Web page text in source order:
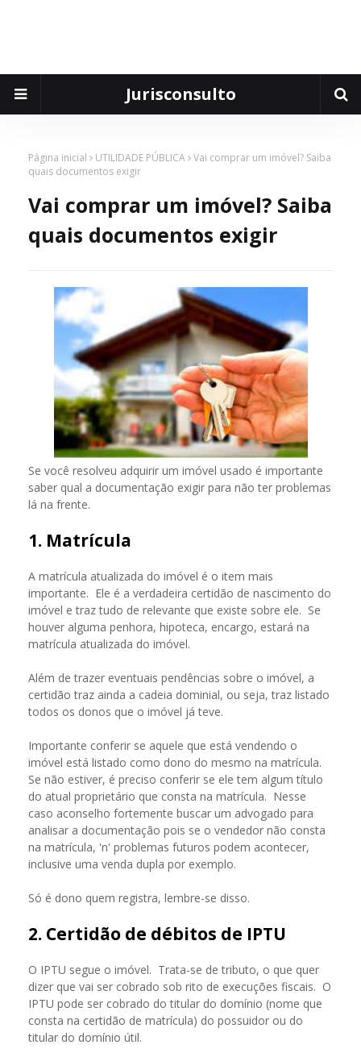
Jurisconsulto
Página inicial UTILIDADE PÚBLICA Vai comprar um imóvel? Saiba
quais documentos exigir
Vai comprar um imóvel? Saiba
quais documentos exigir
Se você resolveu adquirir um imóvel usado é importante
saber qual a documentação exigir para não ter problemas
lá na frente.
1. Matrícula
A matrícula atualizada do imóvel é o item mais
importante. Ele é a verdadeira certidão de nascimento do
imóvel e traz tudo de relevante que existe sobre ele. Se
houver alguma penhora, hipoteca, encargo, estará na
matrícula atualizada do imóvel.
Além de trazer eventuais pendências sobre o imóvel, a
certidão traz ainda a cadeia dominial, ou seja, traz listado
todos os donos que o imóvel já teve.
Importante conferir se aquele que está vendendo o
imóvel está listado como dono do mesmo na matrícula.
Se não estiver, é preciso conferir se ele tem algum título
do atual proprietário que consta na matrícula. Nesse
caso aconselho fortemente buscar um advogado para
analisar a documentação pois se o vendedor não consta
na matrícula, 'n' problemas futuros podem acontecer,
inclusive uma venda dupla por exemplo.
Só é dono quem registra, lembre-se disso.
2. Certidão de débitos de IPTU
O IPTU segue o imóvel. Trata-se de tributo, o que quer
dizer que vai ser cobrado sob rito de execuções fiscais. O
IPTU pode ser cobrado do titular do domínio (nome que
consta na certidão de matrícula) do possuidor ou do
titular do domínio útil.